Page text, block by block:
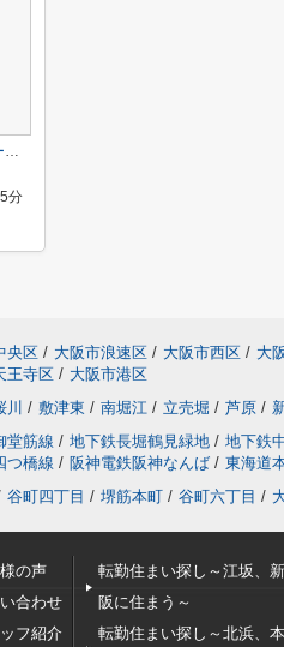
ルフォンプログレ堺筋本町タワーレジデンス
分
央区 / 大阪市浪速区 / 大阪市西区 / 大
王寺区 / 大阪市港区
川 / 敷津東 / 南堀江 / 立売堀 / 芦原 /
堂筋線 / 地下鉄長堀鶴見緑地 / 地下鉄
つ橋線 / 阪神電鉄阪神なんば / 東海道
谷町四丁目 / 堺筋本町 / 谷町六丁目 /
の声
合わせ
フ紹介
転勤住まい探し～江坂、
阪に住まう～
転勤住まい探し～北浜、